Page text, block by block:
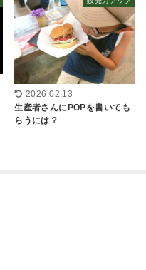
2026.02.13
生産者さんにPOPを書いても
らうには？